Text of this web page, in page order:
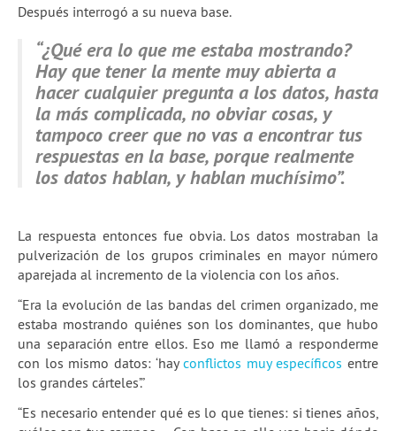
Después interrogó a su nueva base.
“¿Qué era lo que me estaba mostrando?
Hay que tener la mente muy abierta a
hacer cualquier pregunta a los datos, hasta
la más complicada, no obviar cosas, y
tampoco creer que no vas a encontrar tus
respuestas en la base, porque realmente
los datos hablan, y hablan muchísimo”.
La respuesta entonces fue obvia. Los datos mostraban la
pulverización de los grupos criminales en mayor número
aparejada al incremento de la violencia con los años.
“Era la evolución de las bandas del crimen organizado, me
estaba mostrando quiénes son los dominantes, que hubo
una separación entre ellos. Eso me llamó a responderme
con los mismo datos: ‘hayconflictos muy específicos entre
los grandes cárteles’.”
“Es necesario entender qué es lo que tienes: si tienes años,